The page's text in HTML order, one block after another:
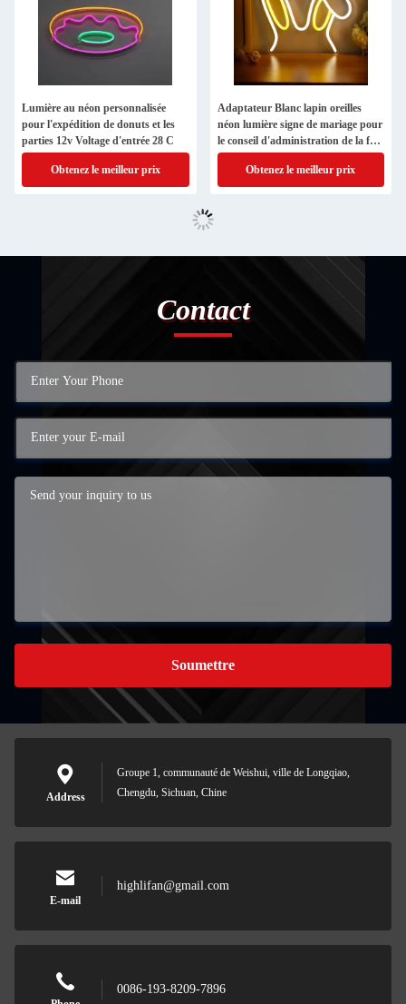
Lumière au néon personnalisée
pour l'expédition de donuts et les
parties 12v Voltage d'entrée 28 C
Obtenez le meilleur prix
Adaptateur Blanc lapin oreilles
néon lumière signe de mariage pour
le conseil d'administration de la fête
à la maison
Obtenez le meilleur prix
Contact
Soumettre
Address
Groupe 1, communauté de Weishui, ville de Longqiao,
Chengdu, Sichuan, Chine
E-mail
highlifan@gmail.com
0086-193-8209-7896